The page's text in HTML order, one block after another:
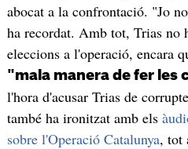
abocat a la confrontació. "Jo
ha recordat. Amb tot, Trias no
eleccions a l'operació, encara
"mala manera de fer les
l'hora d'acusar Trias de
també ha ironitzat amb els
sobre l'Operació Catalunya, tot